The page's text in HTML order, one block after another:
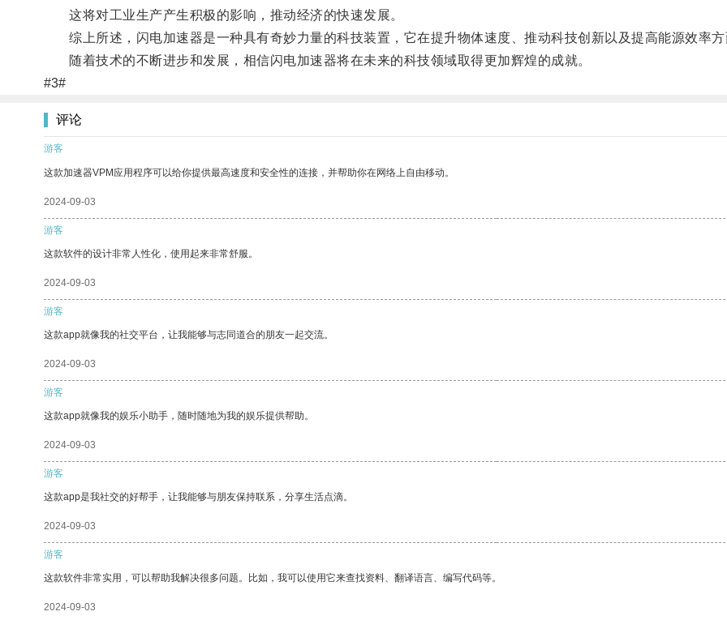
这将对工业生产产生积极的影响，推动经济的快速发展。
综上所述，闪电加速器是一种具有奇妙力量的科技装置，它在提升物体速度、推动科技创新以及提高能源效率
随着技术的不断进步和发展，相信闪电加速器将在未来的科技领域取得更加辉煌的成就。
#3#
评论
游客
这款加速器VPM应用程序可以给你提供最高速度和安全性的连接，并帮助你在网络上自由移动。
2024-09-03
游客
这款软件的设计非常人性化，使用起来非常舒服。
2024-09-03
游客
这款app就像我的社交平台，让我能够与志同道合的朋友一起交流。
2024-09-03
游客
这款app就像我的娱乐小助手，随时随地为我的娱乐提供帮助。
2024-09-03
游客
这款app是我社交的好帮手，让我能够与朋友保持联系，分享生活点滴。
2024-09-03
游客
这款软件非常实用，可以帮助我解决很多问题。比如，我可以使用它来查找资料、翻译语言、编写代码等。
2024-09-03